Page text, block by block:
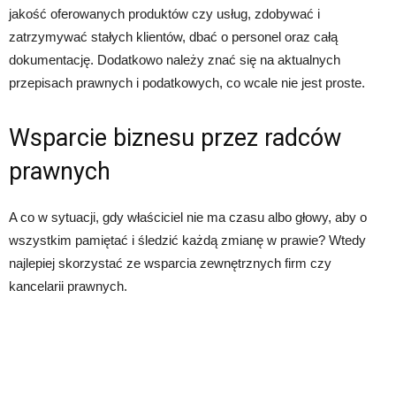
jakość oferowanych produktów czy usług, zdobywać i
zatrzymywać stałych klientów, dbać o personel oraz całą
dokumentację. Dodatkowo należy znać się na aktualnych
przepisach prawnych i podatkowych, co wcale nie jest proste.
Wsparcie biznesu przez radców
prawnych
A co w sytuacji, gdy właściciel nie ma czasu albo głowy, aby o
wszystkim pamiętać i śledzić każdą zmianę w prawie? Wtedy
najlepiej skorzystać ze wsparcia zewnętrznych firm czy
kancelarii prawnych.